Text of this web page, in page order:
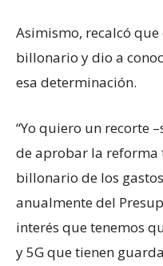
Asimismo, recalcó que
billonario y dio a
esa determinación.
“Yo quiero un recorte
de aprobar la
billonario de los
anualmente del
interés que tenemos
y 5G que tienen